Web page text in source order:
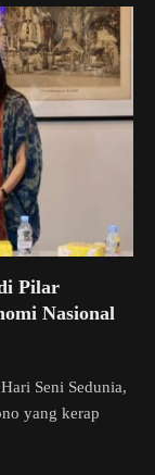
Pilar
Nasional
Seni Sedunia,
yang kerap